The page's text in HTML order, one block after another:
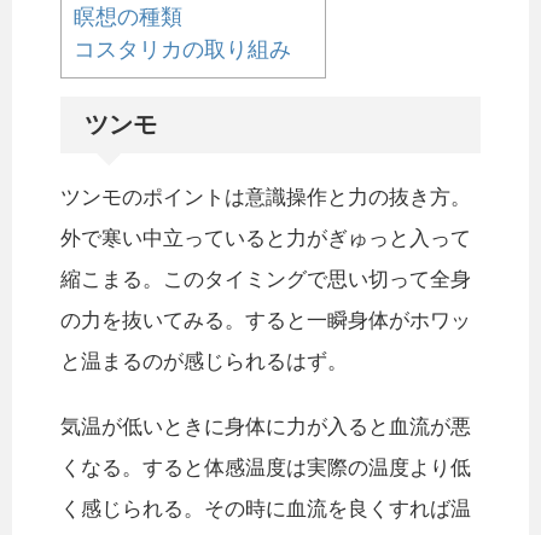
瞑想の種類
コスタリカの取り組み
ツンモ
ツンモのポイントは意識操作と力の抜き方。
外で寒い中立っていると力がぎゅっと入って
縮こまる。このタイミングで思い切って全身
の力を抜いてみる。すると一瞬身体がホワッ
と温まるのが感じられるはず。
気温が低いときに身体に力が入ると血流が悪
くなる。すると体感温度は実際の温度より低
く感じられる。その時に血流を良くすれば温